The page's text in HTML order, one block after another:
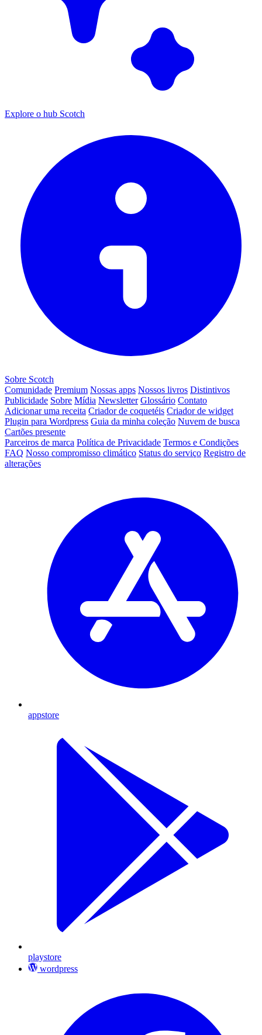
Explore o hub Scotch
Sobre Scotch
Comunidade Premium Nossas apps Nossos livros Distintivos
Publicidade Sobre Mídia Newsletter Glossário Contato
Adicionar uma receita Criador de coquetéis Criador de widget
Plugin para Wordpress Guia da minha coleção Nuvem de busca
Cartões presente
Parceiros de marca Política de Privacidade Termos e Condições
FAQ Nosso compromisso climático Status do serviço Registro de
alterações
appstore
playstore
wordpress